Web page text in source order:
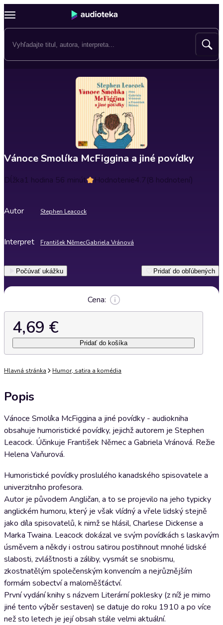
Vánoce Smolíka McFiggina a jiné povídky
Dĺžka1 hodina 56 minút Hodnotenie4.7(8 hodnotení)
Autor Stephen Leacock
Interpret František NěmecGabriela Vránová
Počúvať ukážku Pridať do obľúbených
Cena:
4,69 €
Pridať do košíka
Hlavná stránka Humor, satira a komédia
Popis
Vánoce Smolíka McFiggina a jiné povídky - audiokniha
obsahuje humoristické povídky, jejichž autorem je Stephen
Leacock. Účinkuje František Němec a Gabriela Vránová. Režie
Helena Vaňurová.
Humoristické povídky proslulého kanadského spisovatele a
univerzitního profesora.
Autor je původem Angličan, a to se projevilo na jeho typicky
anglickém humoru, který je však vlídný a vřele lidský stejně
jako díla spisovatelů, k nimž se hlásil, Charlese Dickense a
Marka Twaina. Leacock dokázal ve svým povídkách s laskavým
úsměvem a někdy i ostrou satirou postihnout mnohé lidské
slabosti, zvláštnosti a záliby, vysmát se snobismu,
zkostnatělým společenským konvencím a nejrůznějším
formám sobectví a maloměšťáctví.
První vydání knihy s názvem Literární poklesky (z níž je mimo
jiné tento výběr sestaven) se datuje do roku 1910 a po více
než sto letech je její obsah stále velmi aktuální.